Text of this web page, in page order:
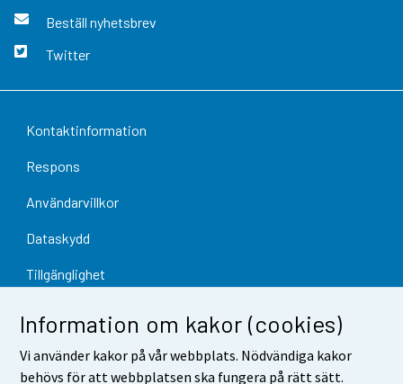
Information om kakor (cookies)
Vi använder kakor på vår webbplats. Nödvändiga kakor
behövs för att webbplatsen ska fungera på rätt sätt.
Beställ nyhetsbrev
Twitter
Kontaktinformation
Respons
Användarvillkor
Dataskydd
Tillgänglighet
Cookie-inställningar